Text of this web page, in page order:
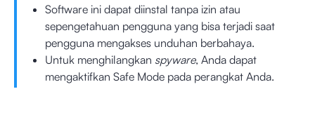
Software ini dapat diinstal tanpa izin atau
sepengetahuan pengguna yang bisa terjadi saat
pengguna mengakses unduhan berbahaya.
Untuk menghilangkan spyware, Anda dapat
mengaktifkan Safe Mode pada perangkat Anda.